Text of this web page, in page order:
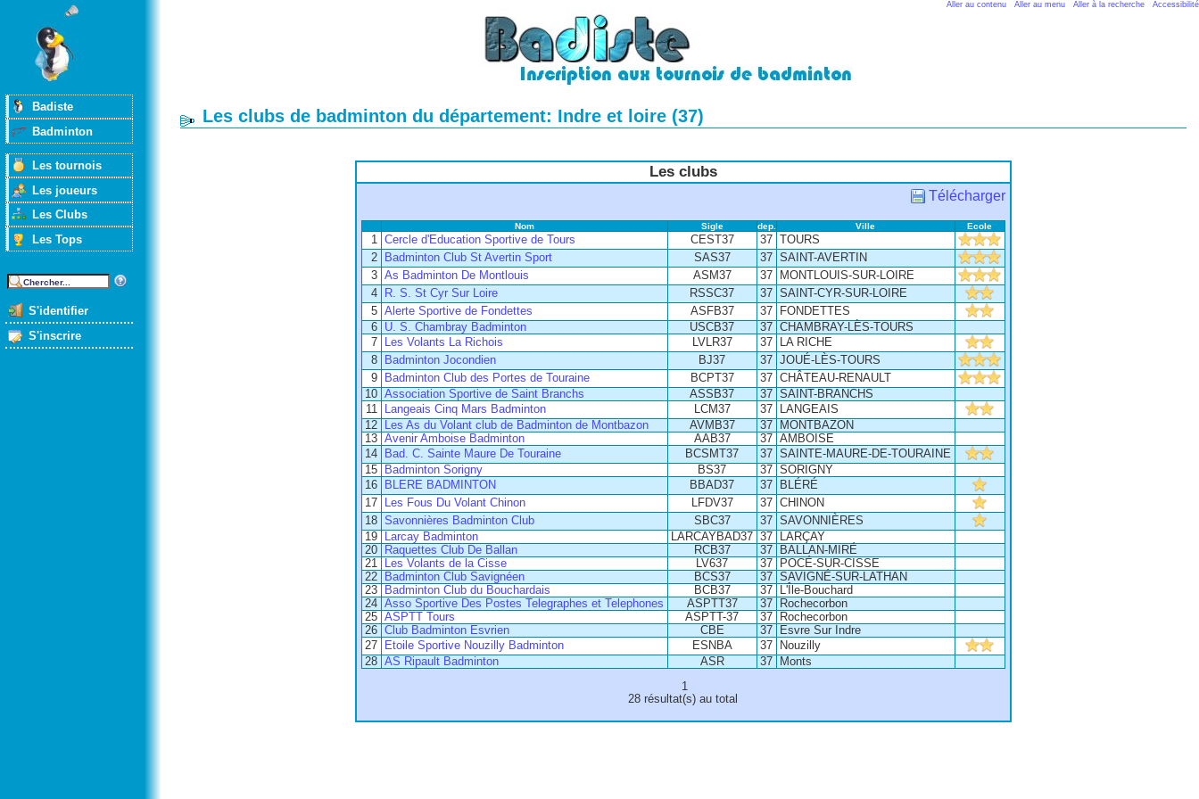
Aller au contenu Aller au menu Aller à la recherche Accessibilité
Badiste
Badminton
Les tournois
Les joueurs
Les Clubs
Les Tops
S'identifier
S'inscrire
Les clubs de badminton du département: Indre et loire (37)
Les clubs
Télécharger
Nom Sigle dep. Ville Ecole
1 Cercle d'Education Sportive de Tours CEST37 37
TOURS
2
Badminton Club St Avertin Sport SAS37 37 SAINT-AVERTIN
3 As Badminton De Montlouis ASM37 37
MONTLOUIS-SUR-LOIRE
4
R. S. St Cyr Sur Loire RSSC37 37 SAINT-CYR-SUR-LOIRE
5 Alerte Sportive de Fondettes ASFB37 37
FONDETTES
6
U. S. Chambray Badminton USCB37 37 CHAMBRAY-LÈS-TOURS
7
Les Volants La Richois LVLR37 37
LA RICHE
8
Badminton Jocondien BJ37 37 JOUÉ-LÈS-TOURS
9
Badminton Club des Portes de Touraine BCPT37 37 CHÂTEAU-RENAULT
10 Association Sportive de Saint Branchs ASSB37 37 SAINT-BRANCHS
11
Langeais Cinq Mars Badminton LCM37 37
LANGEAIS
12
Les As du Volant club de Badminton de Montbazon AVMB37 37
MONTBAZON
13 Avenir Amboise Badminton AAB37 37 AMBOISE
14
Bad. C. Sainte Maure De Touraine BCSMT37 37 SAINTE-MAURE-DE-TOURAINE
15
Badminton Sorigny BS37 37 SORIGNY
16
BLERE BADMINTON BBAD37 37
BLÉRÉ
17
Les Fous Du Volant Chinon LFDV37 37 CHINON
18 Savonnières Badminton Club SBC37 37 SAVONNIÈRES
19
Larcay Badminton LARCAYBAD37 37
LARÇAY
20
Raquettes Club De Ballan RCB37 37
BALLAN-MIRÉ
21
Les Volants de la Cisse LV637 37
POCÉ-SUR-CISSE
22
Badminton Club Savignéen BCS37 37 SAVIGNÉ-SUR-LATHAN
23
Badminton Club du Bouchardais BCB37 37
L'Île-Bouchard
24 Asso Sportive Des Postes Telegraphes et Telephones ASPTT37 37
Rochecorbon
25 ASPTT Tours ASPTT-37 37
Rochecorbon
26 Club Badminton Esvrien CBE 37
Esvre Sur Indre
27
Etoile Sportive Nouzilly Badminton ESNBA 37
Nouzilly
28 AS Ripault Badminton ASR 37
Monts
1
28 résultat(s) au total